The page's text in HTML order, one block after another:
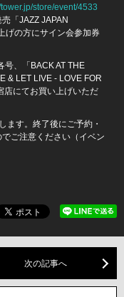
store/event/4533
「JAZZ JAPAN
げの方にサイン会参加券
号、「BACK AT THE
& LET LIVE - LOVE FOR
店にてお買い上げいただ
ます。終了後にご予約・
ご注意ください（イベン
次の記事へ